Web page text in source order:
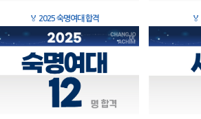
🏅 2025 숙명여대 합격 🏅